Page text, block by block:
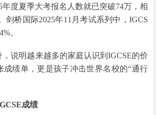
年度夏季大考报名人数就已突破74万，相
剑桥国际2025年11月考试系列中，IGCS
。
说明越来越多的家庭认识到IGCSE的价
成绩单，更是孩子冲击世界名校的“通行
成绩